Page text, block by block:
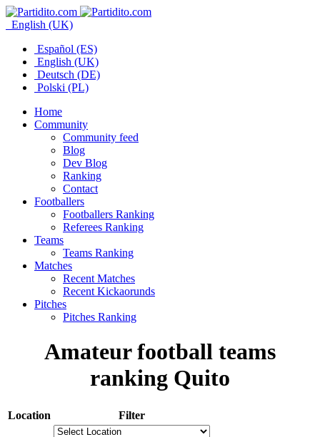
English (UK)
Español (ES)
English (UK)
Deutsch (DE)
Polski (PL)
Home
Community
Community feed
Blog
Dev Blog
Ranking
Contact
Footballers
Footballers Ranking
Referees Ranking
Teams
Teams Ranking
Matches
Recent Matches
Recent Kickaorunds
Pitches
Pitches Ranking
Amateur football teams
ranking Quito
Location Filter